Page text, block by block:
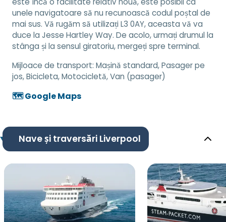
unele navigatoare să nu recunoască codul poștal de
mai sus. Vă rugăm să utilizați L3 0AY, aceasta vă va
duce la Jesse Hartley Way. De acolo, urmați drumul la
stânga și la sensul giratoriu, mergeți spre terminal.
Mijloace de transport: Mașină standard, Pasager pe
jos, Bicicleta, Motocicletă, Van (pasager)
🗺️ Google Maps
Nave și traversări Liverpool